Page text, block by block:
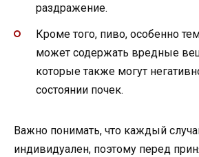
раздражение.
Кроме того, пиво, особенно
может содержать вредные
которые также могут
состоянии почек.
Важно понимать, что каждый
индивидуален, поэтому перед